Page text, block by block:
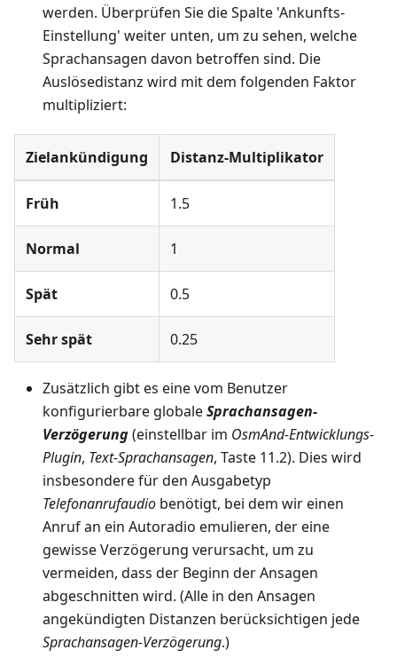
werden. Überprüfen Sie die Spalte 'Ankunfts-
Einstellung' weiter unten, um zu sehen, welche
Sprachansagen davon betroffen sind. Die
Auslösedistanz wird mit dem folgenden Faktor
multipliziert:
Zielankündigung Distanz-Multiplikator
Früh 1.5
Normal 1
Spät 0.5
Sehr spät 0.25
Zusätzlich gibt es eine vom Benutzer
konfigurierbare globaleSprachansagen-
Verzögerung(einstellbar im OsmAnd-Entwicklungs-
Plugin, Text-Sprachansagen, Taste 11.2). Dies wird
insbesondere für den Ausgabetyp
Telefonanrufaudio benötigt, bei dem wir einen
Anruf an ein Autoradio emulieren, der eine
gewisse Verzögerung verursacht, um zu
vermeiden, dass der Beginn der Ansagen
abgeschnitten wird. (Alle in den Ansagen
angekündigten Distanzen berücksichtigen jede
Sprachansagen-Verzögerung.)